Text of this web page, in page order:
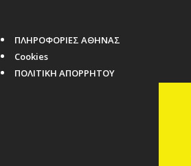
ΠΛΗΡΟΦΟΡΙΕΣ ΑΘΗΝΑΣ
Cookies
ΠΟΛΙΤΙΚΗ ΑΠΟΡΡΗΤΟΥ